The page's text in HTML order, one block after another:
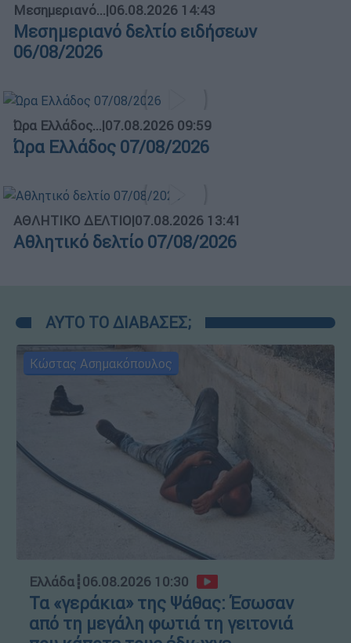
Μεσημεριανό...|06.08.2026 14:43
Μεσημεριανό δελτίο ειδήσεων
06/08/2026
Ώρα Ελλάδος...|07.08.2026 09:59
Ώρα Ελλάδος 07/08/2026
ΑΘΛΗΤΙΚΟ ΔΕΛΤΙΟ|07.08.2026 13:41
Αθλητικό δελτίο 07/08/2026
ΑΥΤΟ ΤΟ ΔΙΑΒΑΣΕΣ;
Κώστας Ασημακόπουλος
Ελλάδα┋06.08.2026 10:30
Τα «γεράκια» της Ψάθας: Έσωσαν
από τη μεγάλη φωτιά τη γειτονιά